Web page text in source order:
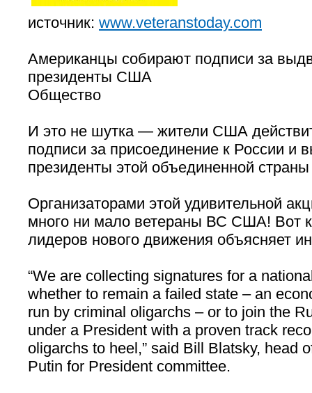
источник: www.veteranstoday.com
Американцы собирают подписи за
президенты США
Общество
И это не шутка — жители США
подписи за присоединение к России и
президенты этой объединенной
Организаторами этой удивительной
много ни мало ветераны ВС США! Вот
лидеров нового движения объясняет
“We are collecting signatures for a
whether to remain a failed state – an
run by criminal oligarchs – or to join the
under a President with a proven track
oligarchs to heel,” said Bill Blatsky, head
Putin for President committee.